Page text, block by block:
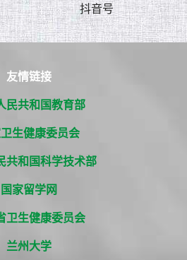
抖音号
友情链接
民共和国教育部
生健康委员会
共和国科学技术部
国家留学网
卫生健康委员会
兰州大学